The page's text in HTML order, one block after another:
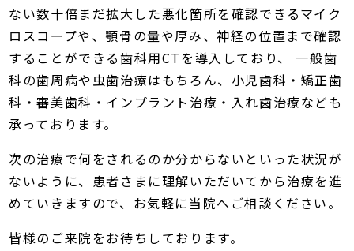
ない数十倍まだ拡大した悪化箇所を確認できるマイク
ロスコープや、顎骨の量や厚み、神経の位置まで確認
することができる歯科用CTを導入しており、 一般歯
科の歯周病や虫歯治療はもちろん、小児歯科・矯正歯
科・審美歯科・インプラント治療・入れ歯治療なども
承っております。
次の治療で何をされるのか分からないといった状況が
ないように、患者さまに理解いただいてから治療を進
めていきますので、お気軽に当院へご相談ください。
皆様のご来院をお待ちしております。